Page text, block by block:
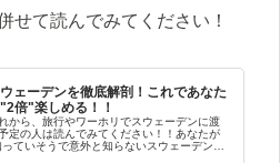
せて読んでみてください！
ェーデンを徹底解剖！これであなた
倍"楽しめる！！
から、旅行やワーホリでスウェーデンに渡
定の人は読んでみてください！！あなたが
っていそうで意外と知らないスウェーデンの